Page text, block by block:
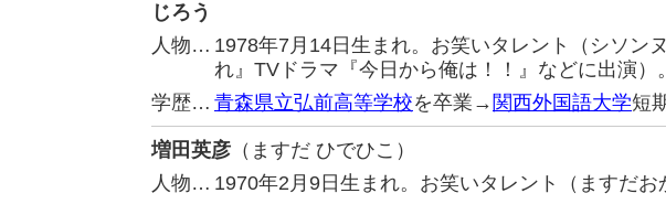
じろう
人物… 1978年7月14日生まれ。お笑いタレント（シソン
れ』TVドラマ『今日から俺は！！』などに出演）。
学歴… 青森県立弘前高等学校を卒業→ 関西外国語大学短
増田英彦 （ますだ ひでひこ）
人物… 1970年2月9日生まれ。お笑いタレント（ますだお